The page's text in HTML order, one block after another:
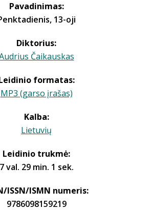
Pavadinimas:
13-oji
Diktorius:
Čaikauskas
formatas:
MP3 (garso įrašas)
Kalba:
Lietuvių
Leidinio trukmė:
7 val. 29 min. 1 sek.
ISSN/ISMN numeris:
9786098159219